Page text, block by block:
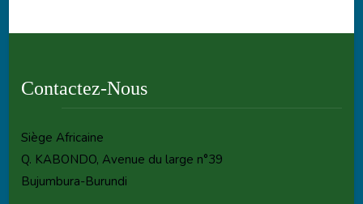
Contactez-Nous
Siège Africaine
Q. KABONDO, Avenue du large n°39
Bujumbura-Burundi